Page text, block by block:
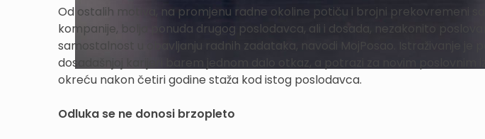
Od ostalih motiva, na promjenu radne okoline potiču i brojni prekovremeni
kompanije, bolja ponuda drugog poslodavca, ali i dosada, nezakonito
samostalnost u obavljanju radnih zadataka, navodi MojPosao. Istraživanje je
dosadašnjoj karijeri barem jednom dalo otkaz, a potrazi za novim poslovnim
okreću nakon četiri godine staža kod istog poslodavca.
Odluka se ne donosi brzopleto